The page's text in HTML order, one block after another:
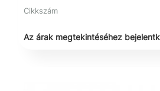
Cikkszám
Az árak megtekintéséhez